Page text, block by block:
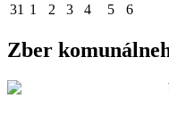
31 1 2 3 4 5 6
Zber